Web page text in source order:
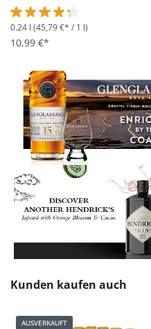
Durchschnittliche Bewertung
0.24 l (45,79 €* / 1 l)
10,99 €*
Produktgalerie überspringen
Kunden kaufen auch
AUSVERKAUFT